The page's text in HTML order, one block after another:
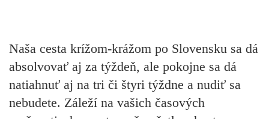
Naša cesta krížom-krážom po Slovensku sa dá
absolvovať aj za týždeň, ale pokojne sa dá
natiahnuť aj na tri či štyri týždne a nudiť sa
nebudete. Záleží na vašich časových